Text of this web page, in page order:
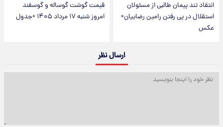
انتقاد تند پیمان طالبی از مسئولان
استقلال در پی رفتن رامین رضاییان+
عکس
قیمت گوشت گوساله و گوسفند
امروز شنبه ۱۷ مرداد ۱۴۰۵ +جدول
ارسال نظر